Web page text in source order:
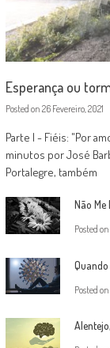
Esperança ou
Posted on 26 Fevereiro, 2021
Parte I - Fiéis: "Por
minutos por José
Portalegre, também
Não Me
Posted on
Posted on